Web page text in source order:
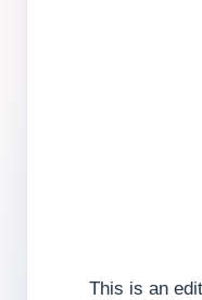
This is an